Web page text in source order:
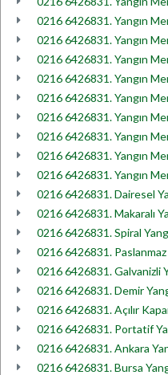
0216 6426831. Yangın
0216 6426831. Yangın
0216 6426831. Yangın
0216 6426831. Yangın
0216 6426831. Yangın
0216 6426831. Yangın
0216 6426831. Yangın
0216 6426831. Yangın
0216 6426831. Yangın
0216 6426831. Dairesel
0216 6426831. Makaralı
0216 6426831. Spiral
0216 6426831.
0216 6426831. Galvanizli
0216 6426831. Demir
0216 6426831. Açılır
0216 6426831. Portatif
0216 6426831. Ankara
0216 6426831. Bursa